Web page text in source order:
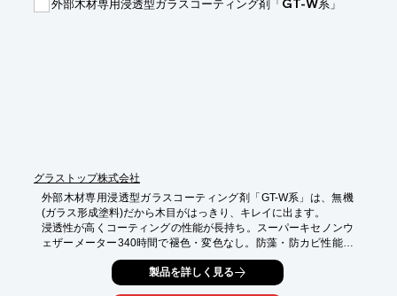
外部木材専用浸透型ガラスコーティング剤「GT-W系」
グラストップ株式会社
外部木材専用浸透型ガラスコーティング剤「GT-W系」は、無機
(ガラス形成塗料)だから木目がはっきり、キレイに出ます。
浸透性が高くコーティングの性能が長持ち。スーパーキセノンウ
ェザーメーター340時間で褪色・変色なし。防藻・防カビ性能が
あり、臭いが気にならない超低臭設計です。
シックハウス・シックスクールの原因物質もありません。また、
汚れが浸透しないため、後々のメンテナンスが容易です。
製品を詳しく見る